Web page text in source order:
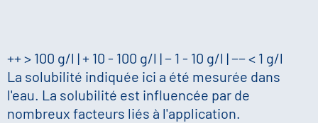
++ > 100 g/l | + 10 - 100 g/l | − 1 - 10 g/l | −− < 1 g/l
La solubilité indiquée ici a été mesurée dans
l'eau. La solubilité est influencée par de
nombreux facteurs liés à l'application.